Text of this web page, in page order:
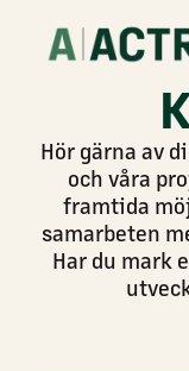
Hör gärna av
och våra
framtida
samarbeten
Har du mark